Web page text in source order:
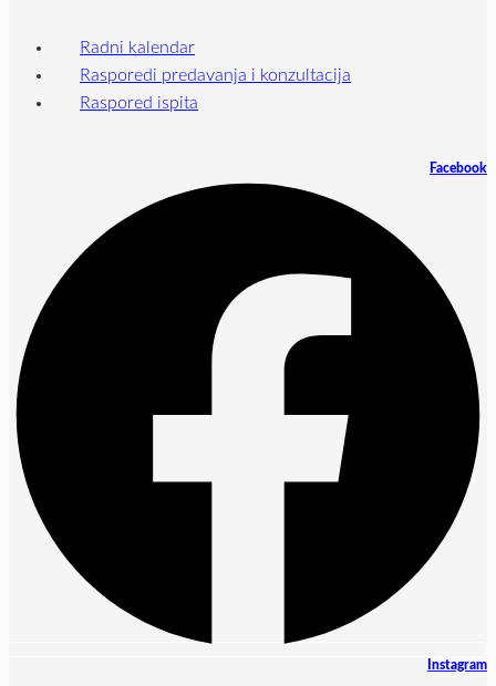
Radni kalendar
Rasporedi predavanja i konzultacija
Raspored ispita
Facebook
Instagram